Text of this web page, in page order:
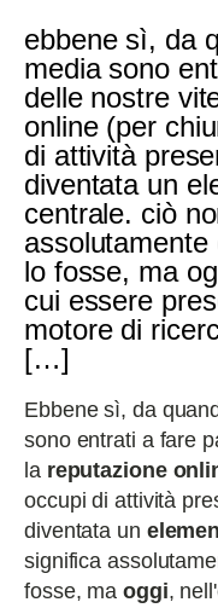
ebbene sì, da
media sono
delle nostre
online (per
di attività
diventata un
centrale. ciò
assolutamente
lo fosse, ma
cui essere
motore di
[…]
Ebbene sì, da
sono entrati a fare
la reputazione
occupi di attività
diventata un
significa
fosse, maoggi,